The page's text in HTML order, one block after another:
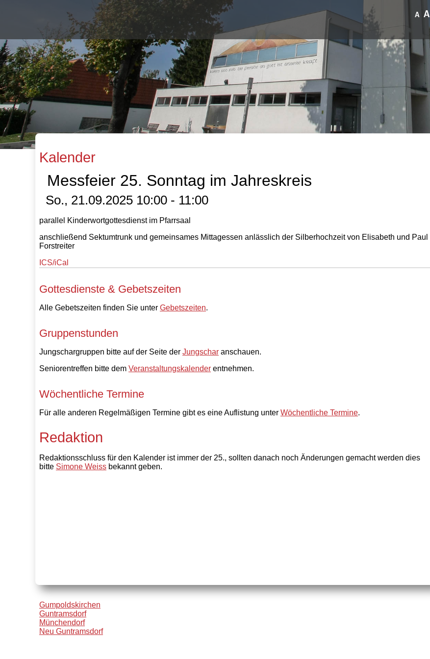
A A
Kalender
Messfeier 25. Sonntag im Jahreskreis
So., 21.09.2025 10:00 - 11:00
parallel Kinderwortgottesdienst im Pfarrsaal
anschließend Sektumtrunk und gemeinsames Mittagessen anlässlich der Silberhochzeit von Elisabeth und Paul
Forstreiter
ICS/iCal
Gottesdienste & Gebetszeiten
Alle Gebetszeiten finden Sie unter Gebetszeiten.
Gruppenstunden
Jungschargruppen bitte auf der Seite der Jungschar anschauen.
Seniorentreffen bitte dem Veranstaltungskalender entnehmen.
Wöchentliche Termine
Für alle anderen Regelmäßigen Termine gibt es eine Auflistung unter Wöchentliche Termine.
Redaktion
Redaktionsschluss für den Kalender ist immer der 25., sollten danach noch Änderungen gemacht werden dies
bitte Simone Weiss bekannt geben.
Gumpoldskirchen
Guntramsdorf
Münchendorf
Neu Guntramsdorf